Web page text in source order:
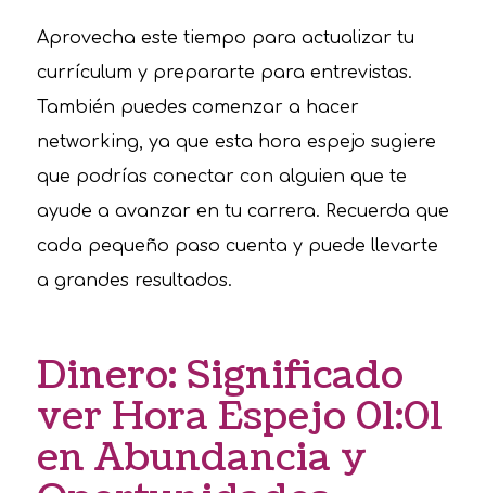
Aprovecha este tiempo para actualizar tu
currículum y prepararte para entrevistas.
También puedes comenzar a hacer
networking, ya que esta hora espejo sugiere
que podrías conectar con alguien que te
ayude a avanzar en tu carrera. Recuerda que
cada pequeño paso cuenta y puede llevarte
a grandes resultados.
Dinero: Significado
ver Hora Espejo 01:01
en Abundancia y